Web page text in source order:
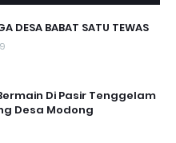
DESA BABAT SATU TEWAS
Di Pasir Tenggelam
Desa Modong